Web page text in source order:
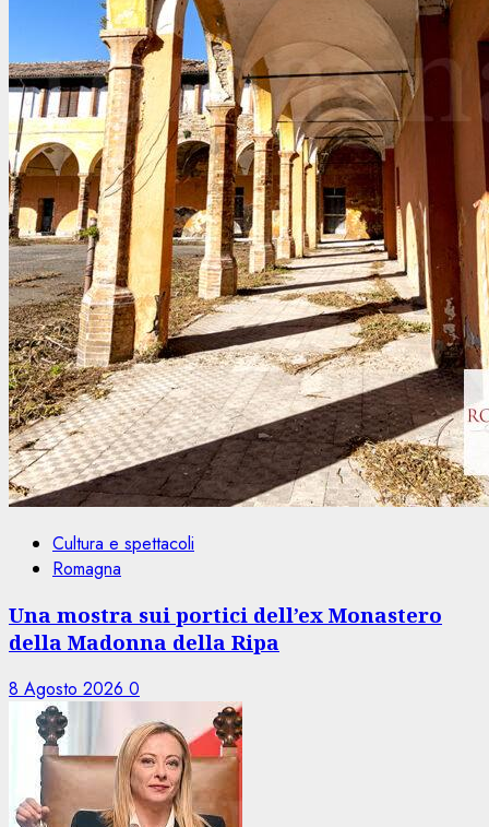
Cultura e spettacoli
Romagna
Una mostra sui portici dell’ex Monastero
della Madonna della Ripa
8 Agosto 2026 0